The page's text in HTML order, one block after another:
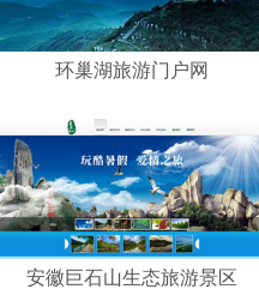
环巢湖旅游门户网
安徽巨石山生态旅游景区